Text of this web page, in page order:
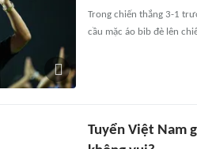
Trong chiến thắng 3-1
cầu mặc áo bib đè lên
Tuyển Việt Nam